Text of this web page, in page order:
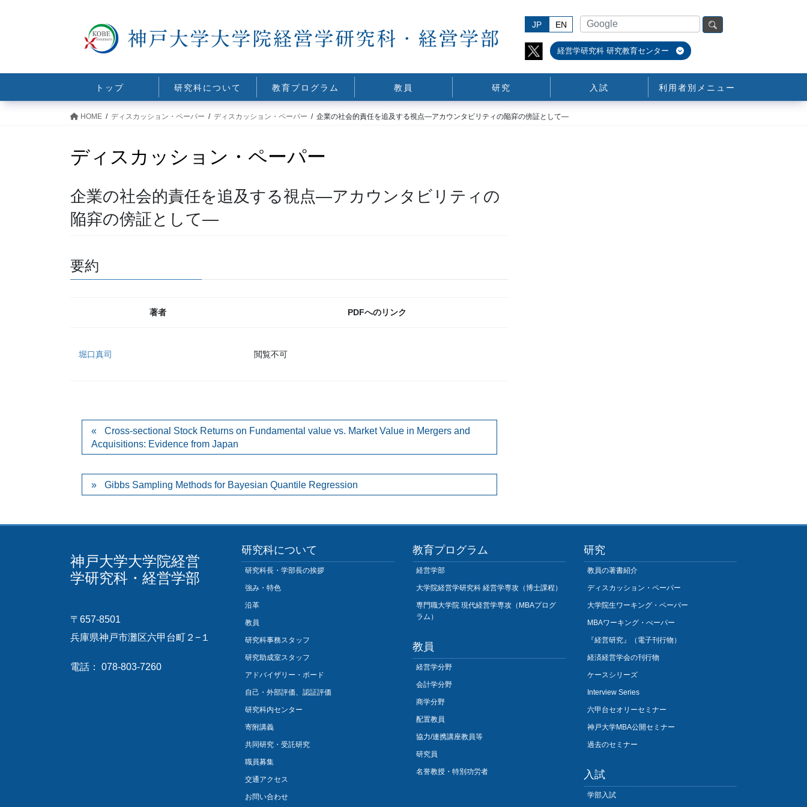
JP EN
経営学研究科 研究教育センター
トップ 研究科について 教育プログラム 教員 研究 入試 利用者別メニュー
HOME ディスカッション・ペーパー ディスカッション・ペーパー 企業の社会的責任を追及する視点―アカウンタビリティの陥穽の傍証として―
ディスカッション・ペーパー
企業の社会的責任を追及する視点―アカウンタビリティの
陥穽の傍証として―
要約
著者 PDFへのリンク
堀口真司 閲覧不可
Cross-sectional Stock Returns on Fundamental value vs. Market Value in Mergers and
Acquisitions: Evidence from Japan
Gibbs Sampling Methods for Bayesian Quantile Regression
神戸大学大学院経営
学研究科・経営学部
〒657-8501
兵庫県神戸市灘区六甲台町２−１
電話： 078-803-7260
研究科について
研究科長・学部長の挨拶
強み・特色
沿革
教員
研究科事務スタッフ
研究助成室スタッフ
アドバイザリー・ボード
自己・外部評価、認証評価
研究科内センター
寄附講義
共同研究・受託研究
職員募集
交通アクセス
お問い合わせ
教育プログラム
経営学部
大学院経営学研究科 経営学専攻（博士課程）
専門職大学院 現代経営学専攻（MBAプログ
ラム）
教員
経営学分野
会計学分野
商学分野
配置教員
協力/連携講座教員等
研究員
名誉教授・特別功労者
研究
教員の著書紹介
ディスカッション・ペーパー
大学院生ワーキング・ペーパー
MBAワーキング・ぺーパー
『経営研究』（電子刊行物）
経済経営学会の刊行物
ケースシリーズ
Interview Series
六甲台セオリーセミナー
神戸大学MBA公開セミナー
過去のセミナー
入試
学部入試